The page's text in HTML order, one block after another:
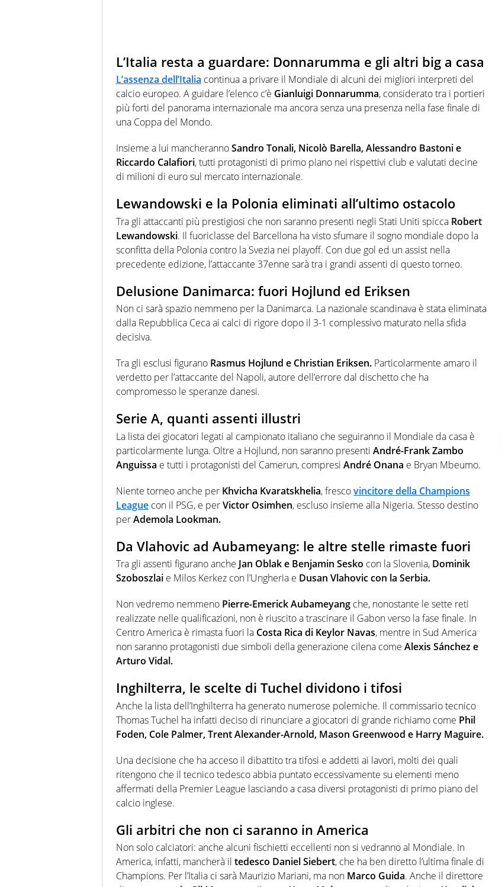
L’Italia resta a guardare: Donnarumma e gli altri big a casa
L’assenza dell’Italia continua a privare il Mondiale di alcuni dei migliori interpreti del
calcio europeo. A guidare l’elenco c’è Gianluigi Donnarumma, considerato tra i portieri
più forti del panorama internazionale ma ancora senza una presenza nella fase finale di
una Coppa del Mondo.
Insieme a lui mancherannoSandro Tonali, Nicolò Barella, Alessandro Bastoni e
Riccardo Calafiori, tutti protagonisti di primo piano nei rispettivi club e valutati decine
di milioni di euro sul mercato internazionale.
Lewandowski e la Polonia eliminati all’ultimo ostacolo
Tra gli attaccanti più prestigiosi che non saranno presenti negli Stati Uniti spicca Robert
Lewandowski. Il fuoriclasse del Barcellona ha visto sfumare il sogno mondiale dopo la
sconfitta della Polonia contro la Svezia nei playoff. Con due gol ed un assist nella
precedente edizione, l’attaccante 37enne sarà tra i grandi assenti di questo torneo.
Delusione Danimarca: fuori Hojlund ed Eriksen
Non ci sarà spazio nemmeno per la Danimarca. La nazionale scandinava è stata eliminata
dalla Repubblica Ceca ai calci di rigore dopo il 3-1 complessivo maturato nella sfida
decisiva.
Tra gli esclusi figurano Rasmus Hojlund e Christian Eriksen. Particolarmente amaro il
verdetto per l’attaccante del Napoli, autore dell’errore dal dischetto che ha
compromesso le speranze danesi.
Serie A, quanti assenti illustri
La lista dei giocatori legati al campionato italiano che seguiranno il Mondiale da casa è
particolarmente lunga. Oltre a Hojlund, non saranno presenti André-Frank Zambo
Anguissa e tutti i protagonisti del Camerun, compresi André Onana e Bryan Mbeumo.
Niente torneo anche per Khvicha Kvaratskhelia, frescovincitore della Champions
League con il PSG, e perVictor Osimhen, escluso insieme alla Nigeria. Stesso destino
perAdemola Lookman.
Da Vlahovic ad Aubameyang: le altre stelle rimaste fuori
Tra gli assenti figurano anche Jan Oblak e Benjamin Sesko con la Slovenia, Dominik
Szoboszlai e Milos Kerkez con l’Ungheria e Dusan Vlahovic con la Serbia.
Non vedremo nemmeno Pierre-Emerick Aubameyang che, nonostante le sette reti
realizzate nelle qualificazioni, non è riuscito a trascinare il Gabon verso la fase finale. In
Centro America è rimasta fuori la Costa Rica di Keylor Navas, mentre in Sud America
non saranno protagonisti due simboli della generazione cilena come Alexis Sánchez e
Arturo Vidal.
Inghilterra, le scelte di Tuchel dividono i tifosi
Anche la lista dell’Inghilterra ha generato numerose polemiche. Il commissario tecnico
Thomas Tuchel ha infatti deciso di rinunciare a giocatori di grande richiamo come Phil
Foden, Cole Palmer, Trent Alexander-Arnold, Mason Greenwood e Harry Maguire.
Una decisione che ha acceso il dibattito tra tifosi e addetti ai lavori, molti dei quali
ritengono che il tecnico tedesco abbia puntato eccessivamente su elementi meno
affermati della Premier League lasciando a casa diversi protagonisti di primo piano del
calcio inglese.
Gli arbitri che non ci saranno in America
Non solo calciatori: anche alcuni fischietti eccellenti non si vedranno al Mondiale. In
America, infatti, mancherà il tedesco Daniel Siebert, che ha ben diretto l’ultima finale di
Champions. Per l’Italia ci sarà Maurizio Mariani, ma non Marco Guida. Anche il direttore